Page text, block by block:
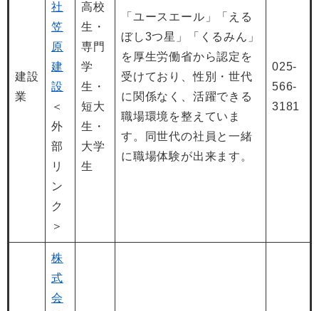
建設
業
社
笠
原
建
設
＜
外
部
リ
ン
ク
＞
高校
生・
専門
学
生・
短大
生・
大学
生
「ユースエール」「える
ぼし3つ星」「くるみん」
を厚生労働省から認定を
受けており、性別・世代
に関係なく、活躍できる
職場環境を整えていま
す。同世代の社員と一緒
に職場体験が出来ます。
025-
566-
3181
株
式
会